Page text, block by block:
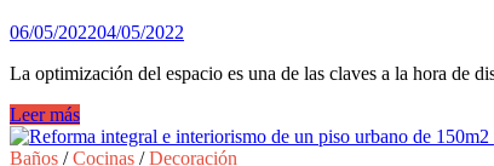
una
casa
de
06/05/202204/05/2022
La optimización del espacio es una de las claves a la hora de
Recibidores
integrados
en
Leer más
Baños /Cocinas /Decoración